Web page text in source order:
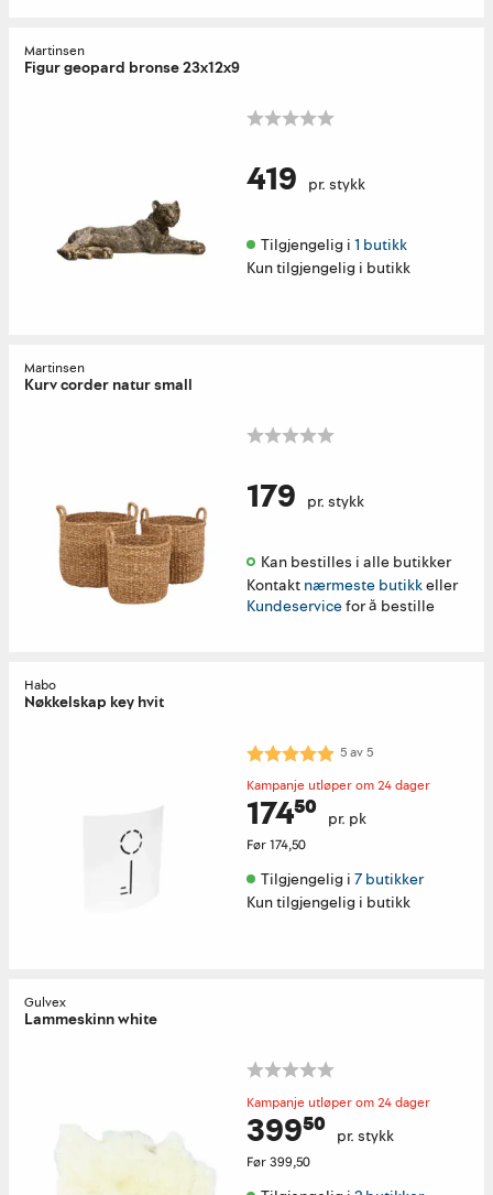
Martinsen
Figur geopard bronse 23x12x9
419 pr. stykk
Tilgjengelig i 1 butikk
Kun tilgjengelig i butikk
Martinsen
Kurv corder natur small
179 pr. stykk
Kan bestilles i alle butikker
Kontakt nærmeste butikkeller
Kundeservicefor å bestille
Habo
Nøkkelskap key hvit
Karakter: 5.0 av 5 mulige
5av5
Kampanje utløper om 24 dager
174⁵⁰ pr. pk
Før174,50
Tilgjengelig i 7 butikker
Kun tilgjengelig i butikk
Gulvex
Lammeskinn white
Kampanje utløper om 24 dager
399⁵⁰ pr. stykk
Før399,50